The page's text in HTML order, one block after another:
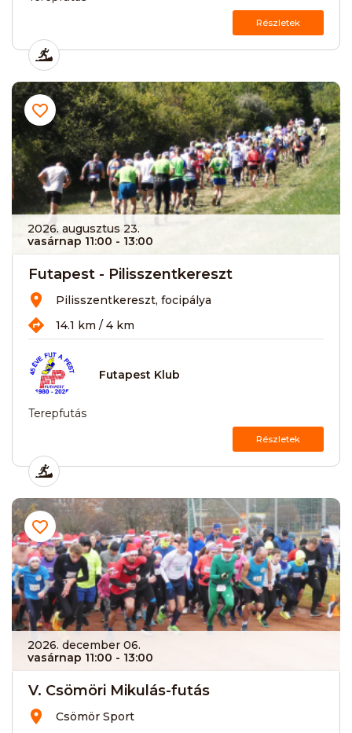
Részletek
2026. augusztus 23.
vasárnap 11:00 - 13:00
Futapest - Pilisszentkereszt
Pilisszentkereszt, focipálya
14.1 km / 4 km
Futapest Klub
Terepfutás
Részletek
2026. december 06.
vasárnap 11:00 - 13:00
V. Csömöri Mikulás-futás
Csömör Sport